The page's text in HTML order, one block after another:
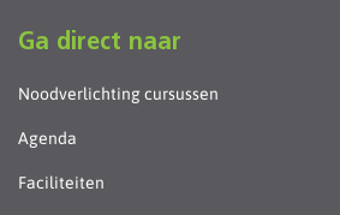
Ga direct naar
Noodverlichting cursussen
Agenda
Faciliteiten